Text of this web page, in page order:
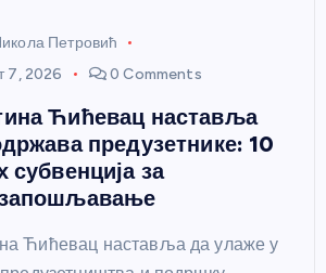
Петровић
7, 2026
0 Comments
Ћићевац наставља
предузетнике: 10
субвенција за
Ћићевац наставља да улаже у